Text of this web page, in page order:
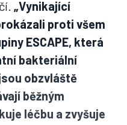
„Vynikající
proti všem
ESCAPE, která
bakteriální
obzvláště
běžným
léčbu a zvyšuje